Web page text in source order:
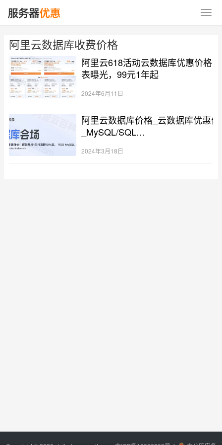
阿里云数据库收费价格
阿里云618活动云数据库优惠价格
表曝光，99元1年起
2024年6月11日
阿里云数据库价格_云数据库优惠
_MySQL/SQL
2024年3月18日